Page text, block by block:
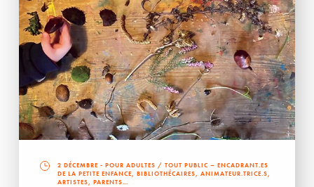
2 DÉCEMBRE - POUR ADULTES / TOUT PUBLIC – ENCADRANT.ES
DE LA PETITE ENFANCE, BIBLIOTHÉCAIRES, ANIMATEUR.TRICE.S,
ARTISTES, PARENTS…